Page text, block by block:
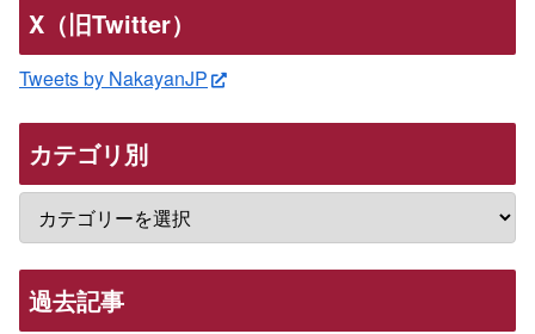
X（旧Twitter）
Tweets by NakayanJP
カテゴリ別
過去記事